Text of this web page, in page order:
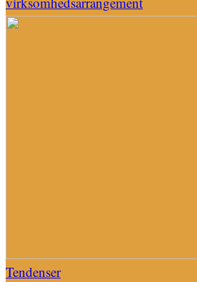
Tendenser